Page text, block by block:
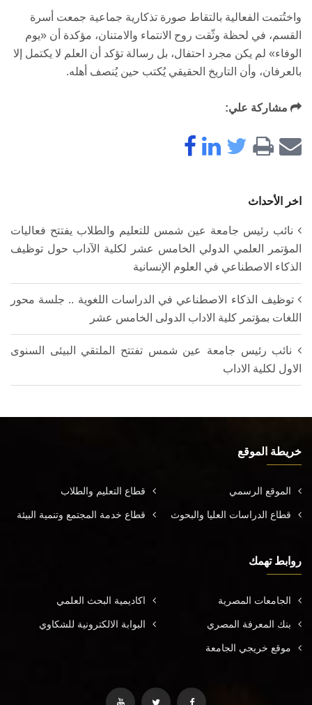
واختُتمت الفعالية بالتقاط صورة تذكارية جماعية جمعت أسرة
القسم، في لحظة وثّقت روح الانتماء والامتنان، مؤكدة أن «يوم
الوفاء» لم يكن مجرد احتفال، بل رسالة تؤكد أن العلم لا يكتمل إلا
بالعرفان، وأن التاريخ الحقيقي يُكتب حين يُنصف أهله.
مشاركة علي:
اخر الأحداث
نائب رئيس جامعة عين شمس للتعليم والطلاب يفتتح فعاليات
المؤتمر العلمي الدولي الخامس عشر لكلية الآداب حول توظيف
الذكاء الاصطناعي في العلوم الإنسانية
توظيف الذكاء الاصطناعي في الدراسات اللغوية .. جلسة محور
اللغات بمؤتمر كلية الاداب الدولى الخامس عشر
نائب رئيس جامعة عين شمس تفتتح الملتقي البيئى السنوى
الاول لكلية الاداب
خريطة الموقع
الموقع الرسمي قطاع التعليم والطلاب
قطاع الدراسات العليا والبحوث قطاع خدمة المجتمع وتنمية البيئة
روابط تهمك
الجامعات المصرية اكاديمية البحث العلمي
بنك المعرفة المصري البوابة الالكترونية للشكاوي
موقع خريجي الجامعة